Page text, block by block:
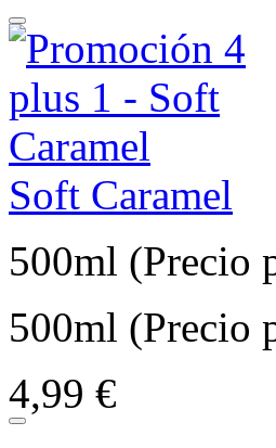
Soft Caramel
500ml (Precio
500ml (Precio
4,99 €